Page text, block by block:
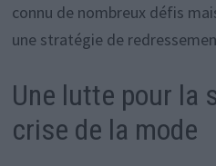
connu de nombreux défis
une stratégie de
Une lutte pour la
crise de la mode